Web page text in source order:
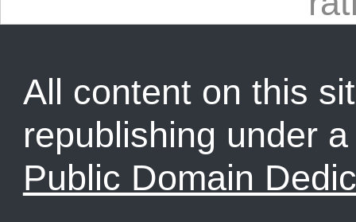
All content on this
republishing under
Public Domain